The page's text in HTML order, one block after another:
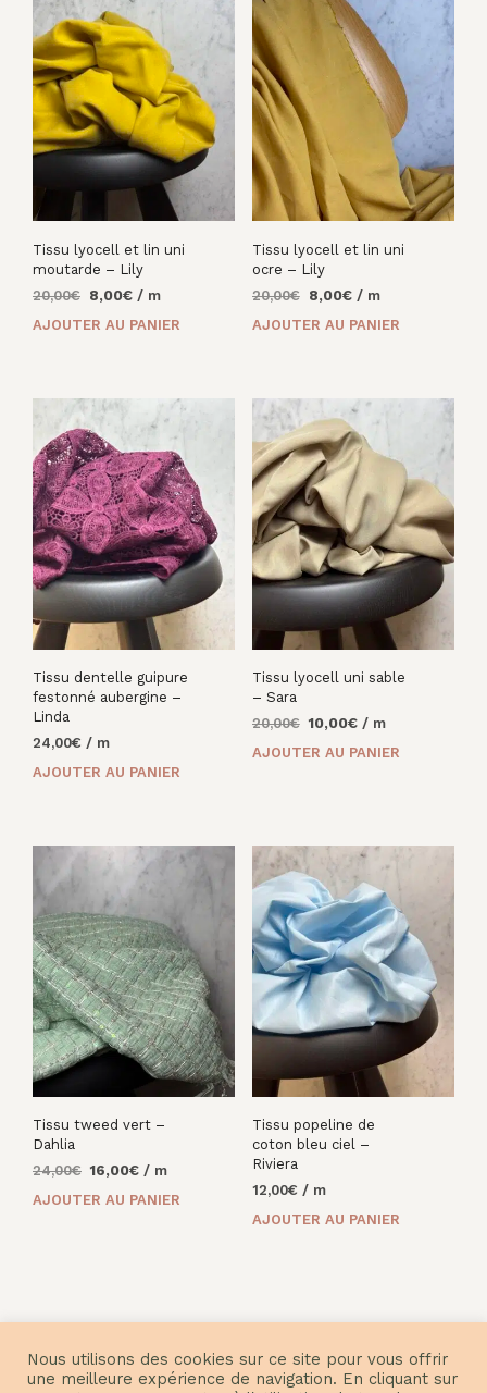
Tissu lyocell et lin uni
moutarde – Lily
20,00€ Le
8,00€Le/ m
AJOUTER AU PANIER
Tissu lyocell et lin uni
ocre – Lily
20,00€
Le
8,00€Le/ m
AJOUTER AU PANIER
Tissu dentelle guipure
festonné aubergine –
Linda
24,00€ / m
AJOUTER AU PANIER
Tissu lyocell uni sable
– Sara
20,00€ Le
10,00€Le/ m
AJOUTER AU PANIER
Tissu tweed vert –
Dahlia
24,00€ Le
16,00€Le/ m
AJOUTER AU PANIER
Tissu popeline de
coton bleu ciel –
Riviera
12,00€ / m
AJOUTER AU PANIER
Nous utilisons des cookies sur ce site pour vous offrir
une meilleure expérience de navigation. En cliquant sur